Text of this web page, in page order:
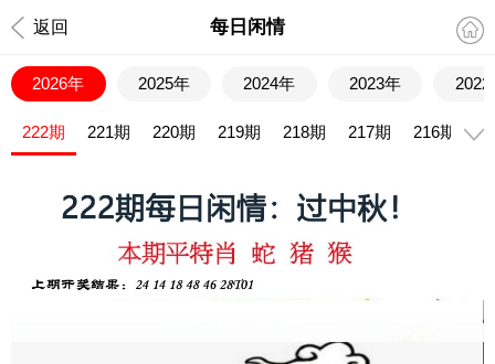
返回 每日闲情
2026年 2025年 2024年 2023年 2022
222期 221期 220期 219期 218期 217期 216期